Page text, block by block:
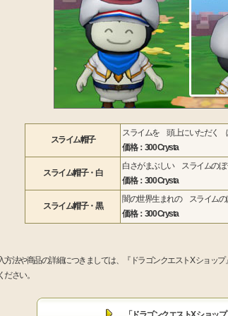
スライム帽子
スライムを 頭上にいただく
価格：300 Crysta
スライム帽子・白
白さがまぶしい スライムのぼ
価格：300 Crysta
スライム帽子・黒
闇の世界生まれの スライムの
価格：300 Crysta
方法や商品の詳細につきましては、『ドラゴンクエストX ショッ
ださい。